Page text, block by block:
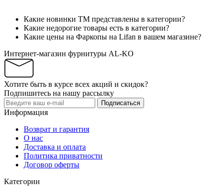
Какие новинки ТМ представлены в категории?
Какие недорогие товары есть в категории?
Какие цены на Фаркопы на Lifan в вашем магазине?
Интернет-магазин фурнитуры AL-KO
Хотите быть в курсе всех акций и скидок?
Подпишитесь на нашу рассылку
Подписаться
Информация
Возврат и гарантия
О нас
Доставка и оплата
Политика приватности
Договор оферты
Категории